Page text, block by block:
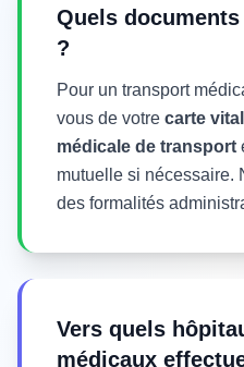
Quels
?
Pour un transport
vous de votre carte
médicale de transport
mutuelle si nécessaire.
des formalités
Vers quels
médicaux